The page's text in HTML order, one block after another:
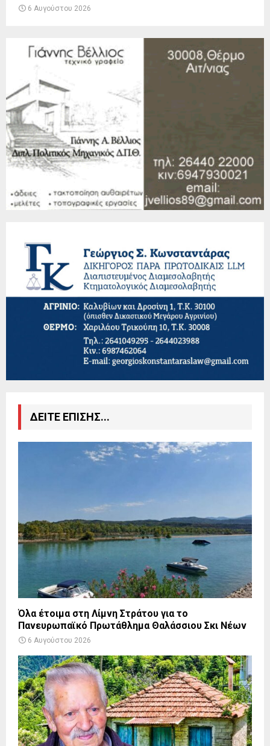
6 Αυγούστου 2026
ΔΕΙΤΕ ΕΠΙΣΗΣ...
Όλα έτοιμα στη Λίμνη Στράτου για το
Πανευρωπαϊκό Πρωτάθλημα Θαλάσσιου Σκι Νέων
6 Αυγούστου 2026